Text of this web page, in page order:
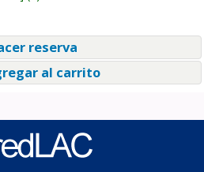
reserva
al carrito